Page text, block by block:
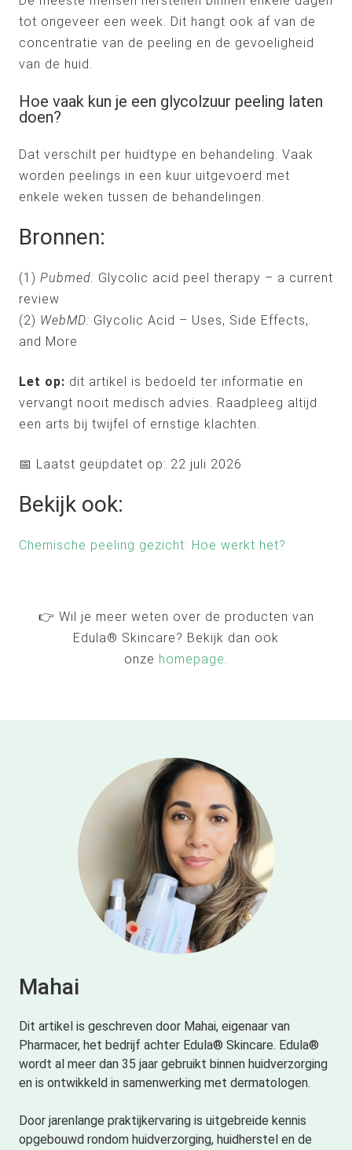
tot ongeveer een week. Dit hangt ook af van de
concentratie van de peeling en de gevoeligheid
van de huid.
Hoe vaak kun je een glycolzuur peeling laten
doen?
Dat verschilt per huidtype en behandeling. Vaak
worden peelings in een kuur uitgevoerd met
enkele weken tussen de behandelingen.
Bronnen:
(1) Pubmed: Glycolic acid peel therapy – a current
review
(2) WebMD: Glycolic Acid – Uses, Side Effects,
and More
Let op: dit artikel is bedoeld ter informatie en
vervangt nooit medisch advies. Raadpleeg altijd
een arts bij twijfel of ernstige klachten.
📅 Laatst geüpdatet op: 22 juli 2026
Bekijk ook:
Chemische peeling gezicht: Hoe werkt het?
👉 Wil je meer weten over de producten van
Edula® Skincare? Bekijk dan ook
onze homepage.
Mahai
Dit artikel is geschreven door Mahai, eigenaar van
Pharmacer, het bedrijf achter Edula® Skincare. Edula®
wordt al meer dan 35 jaar gebruikt binnen huidverzorging
en is ontwikkeld in samenwerking met dermatologen.
Door jarenlange praktijkervaring is uitgebreide kennis
opgebouwd rondom huidverzorging, huidherstel en de